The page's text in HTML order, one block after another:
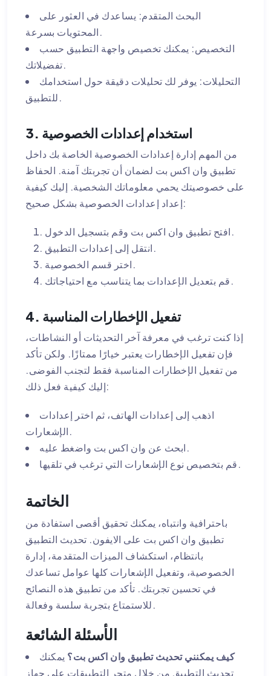
البحث المتقدم: يساعدك في العثور على
المحتويات بسرعة.
التخصيص: يمكنك تخصيص واجهة التطبيق حسب
تفضيلاتك.
التحليلات: يوفر لك تحليلات دقيقة حول استخدامك
للتطبيق.
3. استخدام إعدادات الخصوصية
من المهم إدارة إعدادات الخصوصية الخاصة بك داخل
تطبيق وان اكس بت لضمان أن تجربتك آمنة. الحفاظ
على خصوصيتك يحمي معلوماتك الشخصية. إليك كيفية
إعداد إعدادات الخصوصية بشكل صحيح:
افتح تطبيق وان اكس بت وقم بتسجيل الدخول.
انتقل إلى إعدادات التطبيق.
اختر قسم الخصوصية.
قم بتعديل الإعدادات بما يتناسب مع احتياجاتك.
4. تفعيل الإخطارات المناسبة
إذا كنت ترغب في معرفة آخر التحديثات أو النشاطات،
فإن تفعيل الإخطارات يعتبر خيارًا ممتازًا. ولكن تأكد
من تفعيل الإخطارات المناسبة فقط لتجنب الفوضى.
إليك كيفية فعل ذلك:
اذهب إلى إعدادات الهاتف، ثم اختر إعدادات
الإشعارات.
ابحث عن وان اكس بت واضغط عليه.
قم بتخصيص نوع الإشعارات التي ترغب في تلقيها.
الخاتمة
باحترافية وانتباه، يمكنك تحقيق أقصى استفادة من
تطبيق وان اكس بت على الايفون. تحديث التطبيق
بانتظام، استكشاف الميزات المتقدمة، إدارة
الخصوصية، وتفعيل الإشعارات كلها عوامل تساعدك
في تحسين تجربتك. تأكد من تطبيق هذه النصائح
للاستمتاع بتجربة سلسة وفعالة.
الأسئلة الشائعة
كيف يمكنني تحديث تطبيق وان اكس بت؟ يمكنك
تحديث التطبيق من خلال متجر التطبيقات على جهاز